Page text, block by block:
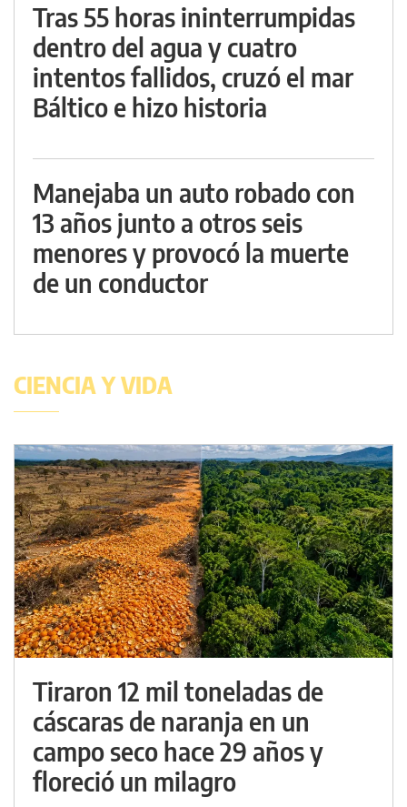
Tras 55 horas ininterrumpidas
dentro del agua y cuatro
intentos fallidos, cruzó el mar
Báltico e hizo historia
Manejaba un auto robado con
13 años junto a otros seis
menores y provocó la muerte
de un conductor
CIENCIA Y VIDA
Tiraron 12 mil toneladas de
cáscaras de naranja en un
campo seco hace 29 años y
floreció un milagro